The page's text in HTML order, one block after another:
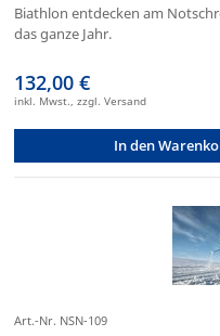
Biathlon entdecken am
das ganze Jahr.
132,00 €
inkl. Mwst., zzgl. Versand
In den
Art.-Nr. NSN-109